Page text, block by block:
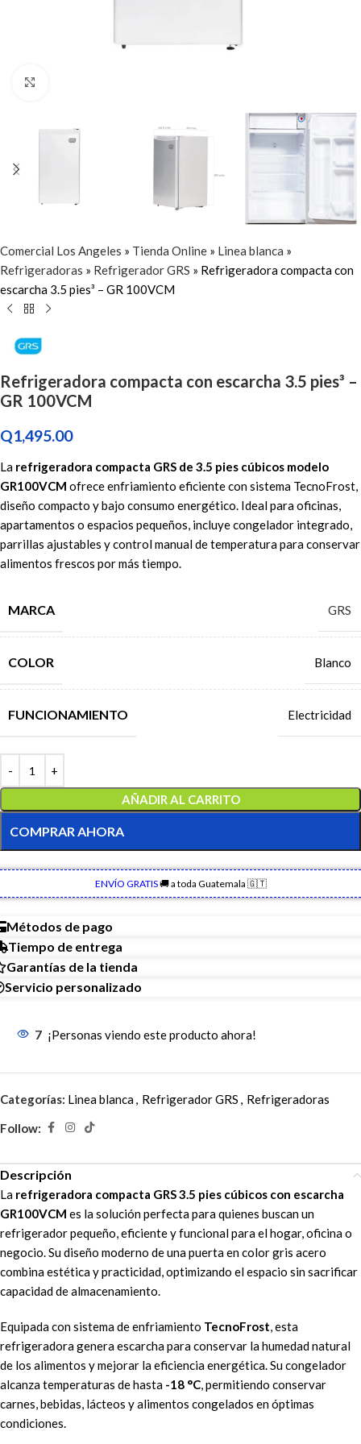
Comercial Los Angeles » Tienda Online » Linea blanca »
Refrigeradoras » Refrigerador GRS » Refrigeradora compacta con
escarcha 3.5 pies³ – GR 100VCM
Refrigeradora compacta con escarcha 3.5 pies³ –
GR 100VCM
Q1,495.00
La refrigeradora compacta GRS de 3.5 pies cúbicos modelo
GR100VCM ofrece enfriamiento eficiente con sistema TecnoFrost,
diseño compacto y bajo consumo energético. Ideal para oficinas,
apartamentos o espacios pequeños, incluye congelador integrado,
parrillas ajustables y control manual de temperatura para conservar
alimentos frescos por más tiempo.
MARCA GRS
COLOR Blanco
FUNCIONAMIENTO Electricidad
AÑADIR AL CARRITO
COMPRAR AHORA
ENVÍO GRATIS🚚 a toda Guatemala 🇬🇹
Métodos de pago
Tiempo de entrega
Garantías de la tienda
Servicio personalizado
7 ¡Personas viendo este producto ahora!
Categorías: Linea blanca, Refrigerador GRS , Refrigeradoras
Follow:
Descripción
La refrigeradora compacta GRS 3.5 pies cúbicos con escarcha
GR100VCM es la solución perfecta para quienes buscan un
refrigerador pequeño, eficiente y funcional para el hogar, oficina o
negocio. Su diseño moderno de una puerta en color gris acero
combina estética y practicidad, optimizando el espacio sin sacrificar
capacidad de almacenamiento.
Equipada con sistema de enfriamiento TecnoFrost, esta
refrigeradora genera escarcha para conservar la humedad natural
de los alimentos y mejorar la eficiencia energética. Su congelador
alcanza temperaturas de hasta -18 °C, permitiendo conservar
carnes, bebidas, lácteos y alimentos congelados en óptimas
condiciones.